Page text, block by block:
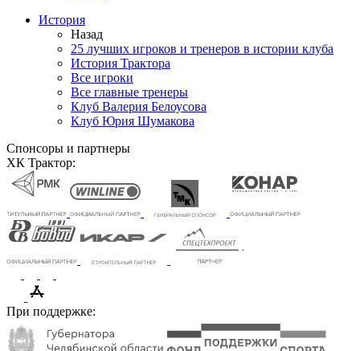
История
Назад
25 лучших игроков и тренеров в истории клуба
История Трактора
Все игроки
Все главные тренеры
Клуб Валерия Белоусова
Клуб Юрия Шумакова
Спонсоры и партнеры
ХК Трактор:
При поддержке: